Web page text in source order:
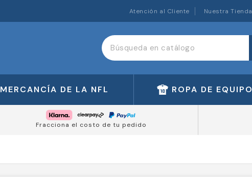
Atención al Cliente Nuestra Tienda
MERCANCÍA DE LA NFL ROPA DE EQUIPO
Fracciona el costo de tu pedido